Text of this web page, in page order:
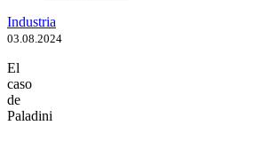
Industria
03.08.2024
El
caso
de
Paladini